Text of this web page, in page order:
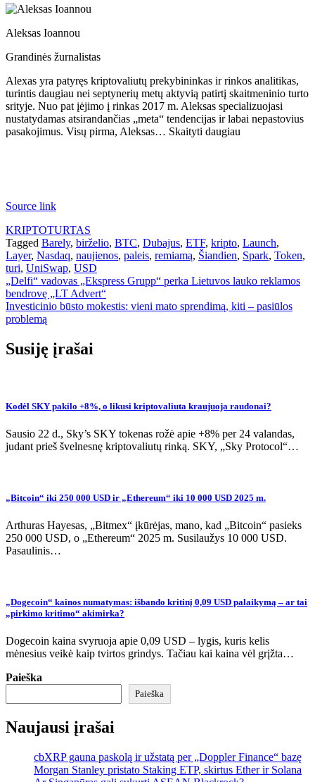
Aleksas Ioannou
Grandinės žurnalistas
Alexas yra patyręs kriptovaliutų prekybininkas ir rinkos analitikas,
turintis daugiau nei septynerių metų aktyvią patirtį skaitmeninio turto
srityje. Nuo pat įėjimo į rinkas 2017 m. Aleksas specializuojasi
nustatydamas atsirandančias „meta“ tendencijas ir labai nepastovius
pasakojimus. Visų pirma, Aleksas… Skaityti daugiau
Source link
KRIPTOTURTAS
Tagged Barely, birželio, BTC, Dubajus, ETF, kripto, Launch,
Layer, Nasdaq, naujienos, paleis, remiamą, Šiandien, Spark, Token,
turi, UniSwap, USD
Navigacija
tarp
įrašų
„Delfi“ vadovas „Ekspress Grupp“ perka Lietuvos lauko reklamos
bendrovę „LT Advert“
Investicinio būsto mokestis: vieni mato sprendimą, kiti – pasiūlos
problemą
Susiję įrašai
Kodėl SKY pakilo +8%, o likusi kriptovaliuta kraujuoja raudonai?
Sausio 22 d., Sky’s SKY tokenas rožė apie +8% per 24 valandas,
judant prieš švelnesnę kriptovaliutų rinką. SKY, „Sky Protocol“…
„Bitcoin“ iki 250 000 USD ir „Ethereum“ iki 10 000 USD 2025 m.
Arthuras Hayesas, „Bitmex“ įkūrėjas, mano, kad „Bitcoin“ pasieks
250 000 USD, o „Ethereum“ 2025 m. Susilaužys 10 000 USD.
Pasaulinis…
„Dogecoin“ kainos numatymas: išbando kritinį 0,09 USD palaikymą – ar tai
„pirkimo kritimo“ akimirka?
Dogecoin kaina svyruoja apie 0,09 USD – lygis, kuris kelis
mėnesius veikė kaip tvirtos grindys. Tačiau kai kaina vėl grįžta…
Paieška
Paieška
Naujausi įrašai
cbXRP gauna paskolą ir užstatą per „Doppler Finance“ bazę
Morgan Stanley pristato Staking ETP, skirtus Ether ir Solana